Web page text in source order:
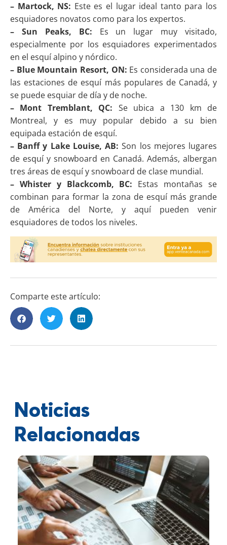
– Martock, NS: Este es el lugar ideal tanto para los
esquiadores novatos como para los expertos.
– Sun Peaks, BC: Es un lugar muy visitado,
especialmente por los esquiadores experimentados
en el esquí alpino y nórdico.
– Blue Mountain Resort, ON: Es considerada una de
las estaciones de esquí más populares de Canadá, y
se puede esquiar de día y de noche.
– Mont Tremblant, QC: Se ubica a 130 km de
Montreal, y es muy popular debido a su bien
equipada estación de esquí.
– Banff y Lake Louise, AB:Son los mejores lugares
de esquí y snowboard en Canadá. Además, albergan
tres áreas de esquí y snowboard de clase mundial.
– Whister y Blackcomb, BC: Estas montañas se
combinan para formar la zona de esquí más grande
de América del Norte, y aquí pueden venir
esquiadores de todos los niveles.
Comparte este artículo:
Noticias
Relacionadas